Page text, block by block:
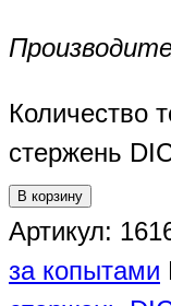
Количество
стержень
В корзину
Артикул:
за копытами